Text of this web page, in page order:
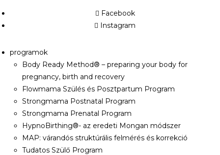
Facebook
Instagram
programok
Body Ready Method® – preparing your body for
pregnancy, birth and recovery
Flowmama Szülés és Posztpartum Program
Strongmama Postnatal Program
Strongmama Prenatal Program
HypnoBirthing®- az eredeti Mongan módszer
MAP: várandós struktúrális felmérés és korrekció
Tudatos Szülő Program